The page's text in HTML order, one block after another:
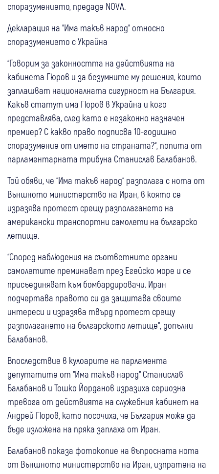
споразумението, предаде NOVA.
Декларация на “Има такъв народ“ относно
споразумението с Украйна
“Говорим за законността на действията на
кабинета Гюров и за безумните му решения, които
заплашват националната сигурност на България.
Какъв статут има Гюров в Украйна и кого
представлява, след като е незаконно назначен
премиер? С какво право подписва 10-годишно
споразумение от името на страната?“, попита от
парламентарната трибуна Станислав Балабанов.
Той обяви, че “Има такъв народ“ разполага с нота от
Външното министерство на Иран, в която се
изразява протест срещу разполагането на
американски транспортни самолети на българско
летище.
“Според наблюдения на съответните органи
самолетите преминават през Егейско море и се
присъединяват към бомбардировачи. Иран
подчертава правото си да защитава своите
интереси и изразява твърд протест срещу
разполагането на българското летище“, допълни
Балабанов.
Впоследствие в кулоарите на парламента
депутатите от “Има такъв народ“ Станислав
Балабанов и Тошко Йорданов изразиха сериозна
тревога от действията на служебния кабинет на
Андрей Гюров, като посочиха, че България може да
бъде изложена на пряка заплаха от Иран.
Балабанов показа фотокопие на въпросната нота
от Външното министерство на Иран, изпратена на